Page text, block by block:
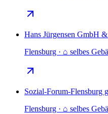
Hans Jürgensen GmbH
Flensburg · ⌂ selbes
Sozial-Forum-Flensburg
Flensburg · ⌂ selbes